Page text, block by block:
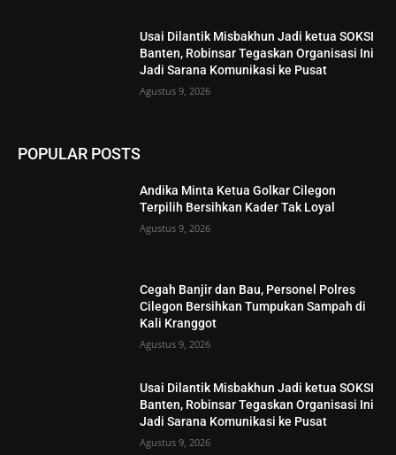
Usai Dilantik Misbakhun Jadi ketua SOKSI
Banten, Robinsar Tegaskan Organisasi Ini
Jadi Sarana Komunikasi ke Pusat
Agustus 9, 2026
POPULAR POSTS
Andika Minta Ketua Golkar Cilegon
Terpilih Bersihkan Kader Tak Loyal
Agustus 9, 2026
Cegah Banjir dan Bau, Personel Polres
Cilegon Bersihkan Tumpukan Sampah di
Kali Kranggot
Agustus 9, 2026
Usai Dilantik Misbakhun Jadi ketua SOKSI
Banten, Robinsar Tegaskan Organisasi Ini
Jadi Sarana Komunikasi ke Pusat
Agustus 9, 2026